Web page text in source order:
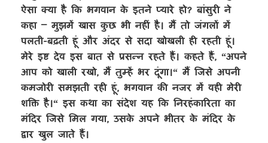
ऐसा क्या है कि भगवान के इतने प्यारे हो? बांसुरी ने
कहा – मुझमें खास कुछ भी नहीं है। मैं तो जंगलों में
पलती-बढ़ती हूं और अंदर से सदा खोखली ही रहती हूं।
मेरे इष्ट देव इस बात से प्रसन्न रहते हैं। कहते हैं, “अपने
आप को खाली रखो, मैं तुम्हें भर दूंगा।“ मैं जिसे अपनी
कमजोरी समझती रही हूं, भगवान की नजर में वही मेरी
शक्ति है।“ इस कथा का संदेश यह कि निरहंकारिता का
मंदिर जिसे मिल गया, उसके अपने भीतर के मंदिर के
द्वार खुल जाते हैं।